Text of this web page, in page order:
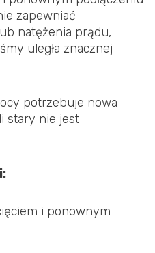
zapewniać
natężenia prądu,
uległa znacznej
potrzebuje nowa
stary nie jest
i ponownym